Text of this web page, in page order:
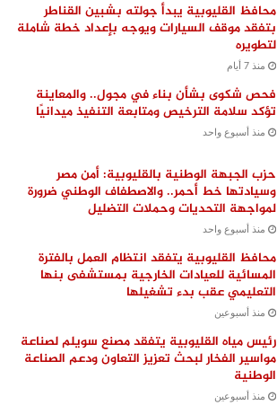
محافظ القليوبية يبدأ جولته بشبين القناطر
بتفقد موقف السيارات ويوجه بإعداد خطة شاملة
لتطويره
منذ 7 أيام
فحص شكوى بشأن بناء في مجول.. والمعاينة
تؤكد سلامة الترخيص ومتابعة التنفيذ ميدانيًا
منذ أسبوع واحد
حزب الجبهة الوطنية بالقليوبية: أمن مصر
وسيادتها خط أحمر.. والاصطفاف الوطني ضرورة
لمواجهة التحديات وحملات التضليل
منذ أسبوع واحد
محافظ القليوبية يتفقد انتظام العمل بالفترة
المسائية للعيادات الخارجية بمستشفى بنها
التعليمي عقب بدء تشغيلها
منذ أسبوعين
رئيس مياه القليوبية يتفقد مصنع سويلم لصناعة
مواسير الفخار لبحث تعزيز التعاون ودعم الصناعة
الوطنية
منذ أسبوعين